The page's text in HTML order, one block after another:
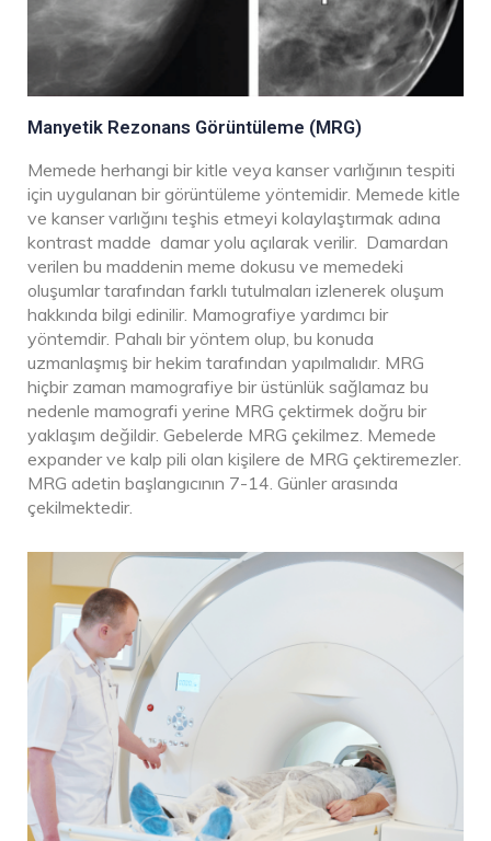
Manyetik Rezonans Görüntüleme (MRG)
Memede herhangi bir kitle veya kanser varlığının tespiti
için uygulanan bir görüntüleme yöntemidir. Memede kitle
ve kanser varlığını teşhis etmeyi kolaylaştırmak adına
kontrast madde damar yolu açılarak verilir. Damardan
verilen bu maddenin meme dokusu ve memedeki
oluşumlar tarafından farklı tutulmaları izlenerek oluşum
hakkında bilgi edinilir. Mamografiye yardımcı bir
yöntemdir. Pahalı bir yöntem olup, bu konuda
uzmanlaşmış bir hekim tarafından yapılmalıdır. MRG
hiçbir zaman mamografiye bir üstünlük sağlamaz bu
nedenle mamografi yerine MRG çektirmek doğru bir
yaklaşım değildir. Gebelerde MRG çekilmez. Memede
expander ve kalp pili olan kişilere de MRG çektiremezler.
MRG adetin başlangıcının 7-14. Günler arasında
çekilmektedir.